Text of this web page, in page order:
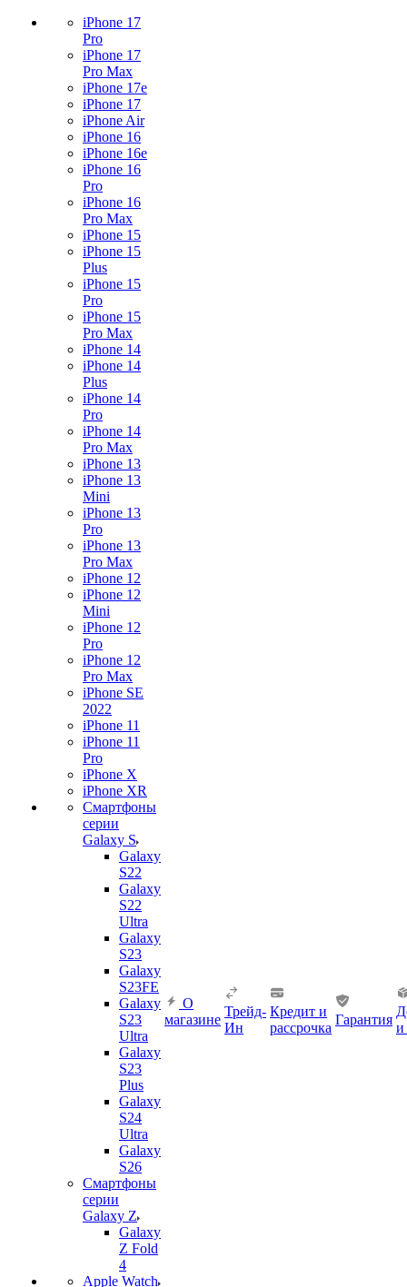
iPhone 17
Pro
iPhone 17
Pro Max
iPhone 17e
iPhone 17
iPhone Air
iPhone 16
iPhone 16e
iPhone 16
Pro
iPhone 16
Pro Max
iPhone 15
iPhone 15
Plus
iPhone 15
Pro
iPhone 15
Pro Max
iPhone 14
iPhone 14
Plus
iPhone 14
Pro
iPhone 14
Pro Max
iPhone 13
iPhone 13
Mini
iPhone 13
Pro
iPhone 13
Pro Max
iPhone 12
iPhone 12
Mini
iPhone 12
Pro
iPhone 12
Pro Max
iPhone SE
2022
iPhone 11
iPhone 11
Pro
iPhone X
iPhone XR
Смартфоны
серии
Galaxy S
Galaxy
S22
Galaxy
S22
Ultra
Galaxy
S23
Galaxy
S23FE
Galaxy
S23
Ultra
Galaxy
S23
Plus
Galaxy
S24
Ultra
Galaxy
S26
Смартфоны
серии
Galaxy Z
Galaxy
Z Fold
4
Apple Watch
О
магазине
Трейд-
Ин
Кредит и
рассрочка
Гарантия
и